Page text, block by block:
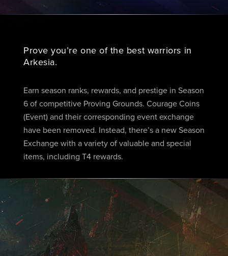
Prove you’re one of the best warriors in
Arkesia.
Earn season ranks, rewards, and prestige in Season
6 of competitive Proving Grounds. Courage Coins
(Event) and their corresponding event exchange
have been removed. Instead, there’s a new Season
Exchange with a variety of valuable and special
items, including T4 rewards.